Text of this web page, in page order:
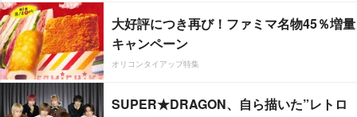
大好評につき再び！ファミマ名物45％増量
キャンペーン
オリコンタイアップ特集
SUPER★DRAGON、自ら描いた”レトロ